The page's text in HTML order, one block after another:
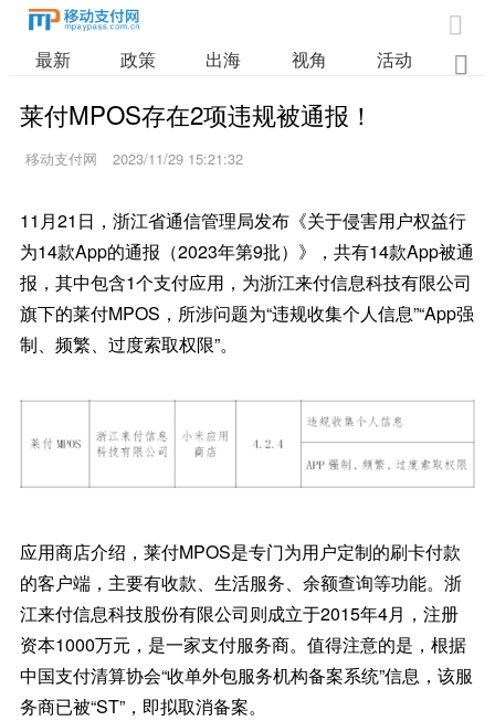

最新 政策 出海 视角 活动 业

莱付MPOS存在2项违规被通报！
移动支付网 2023/11/29 15:21:32
11月21日，浙江省通信管理局发布《关于侵害用户权益行
为14款App的通报（2023年第9批）》，共有14款App被通
报，其中包含1个支付应用，为浙江来付信息科技有限公司
旗下的莱付MPOS，所涉问题为“违规收集个人信息”“App强
制、频繁、过度索取权限”。
应用商店介绍，莱付MPOS是专门为用户定制的刷卡付款
的客户端，主要有收款、生活服务、余额查询等功能。浙
江来付信息科技股份有限公司则成立于2015年4月，注册
资本1000万元，是一家支付服务商。值得注意的是，根据
中国支付清算协会“收单外包服务机构备案系统”信息，该服
务商已被“ST”，即拟取消备案。